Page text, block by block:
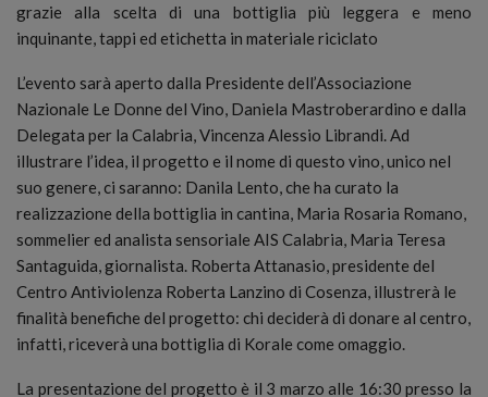
grazie alla scelta di una bottiglia più leggera e meno
inquinante, tappi ed etichetta in materiale riciclato
L’evento sarà aperto dalla Presidente dell’Associazione
Nazionale Le Donne del Vino, Daniela Mastroberardino e dalla
Delegata per la Calabria, Vincenza Alessio Librandi. Ad
illustrare l’idea, il progetto e il nome di questo vino, unico nel
suo genere, ci saranno: Danila Lento, che ha curato la
realizzazione della bottiglia in cantina, Maria Rosaria Romano,
sommelier ed analista sensoriale AIS Calabria, Maria Teresa
Santaguida, giornalista. Roberta Attanasio, presidente del
Centro Antiviolenza Roberta Lanzino di Cosenza, illustrerà le
finalità benefiche del progetto: chi deciderà di donare al centro,
infatti, riceverà una bottiglia di Korale come omaggio.
La presentazione del progetto è il 3 marzo alle 16:30 presso la